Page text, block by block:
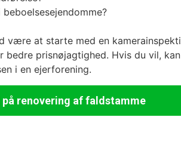
være at starte med en
prisnøjagtighed. Hvis du vil,
i en ejerforening.
på renovering af faldstamme